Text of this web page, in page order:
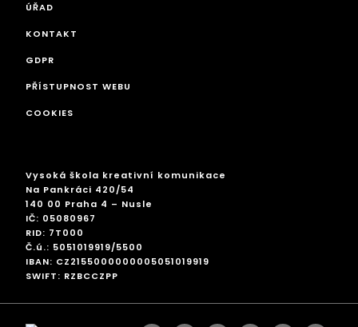
ÚŘAD
KONTAKT
GDPR
PŘÍSTUPNOST WEBU
COOKIES
Vysoká škola kreativní komunikace
Na Pankráci 420/54
140 00 Praha 4 – Nusle
IČ: 05080967
RID: 7T000
Č.ú.: 5051019919/5500
IBAN: CZ2155000000005051019919
SWIFT: RZBCCZPP